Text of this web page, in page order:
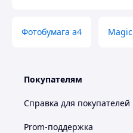
Фотобумага а4 Magic
Покупателям
Справка для покупателей
Prom-поддержка